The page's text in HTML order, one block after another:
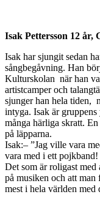
Isak Pettersson 12 år,
Isak har sjungit sedan
sångbegåvning. Han
Kulturskolan när han
artistcamper och
sjunger han hela tiden,
intyga. Isak är
många härliga skratt.
på läpparna.
Isak:– ”Jag ville vara
vara med i ett
Det som är roligast med
på musiken och att man
mest i hela världen med